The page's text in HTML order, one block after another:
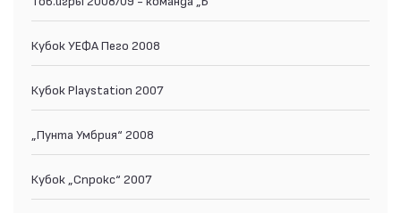
Кубок УЕФА Пего 2008
Кубок Playstation 2007
„Пунта Умбрия“ 2008
Кубок „Спрокс“ 2007